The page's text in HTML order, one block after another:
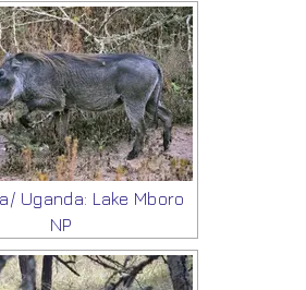
Uganda: Lake Mboro
NP